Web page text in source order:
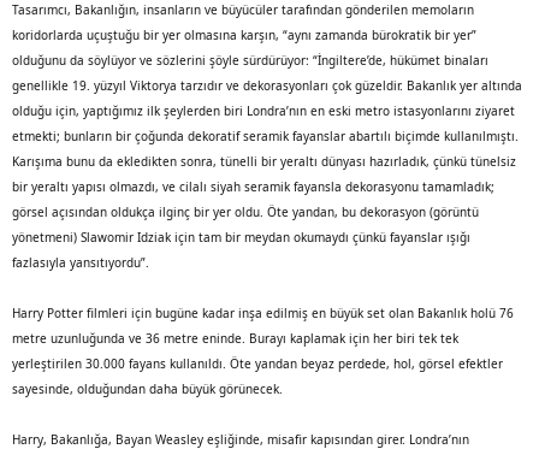
Tasarımcı, Bakanlığın, insanların ve büyücüler tarafından gönderilen memoların
koridorlarda uçuştuğu bir yer olmasına karşın, “aynı zamanda bürokratik bir yer”
olduğunu da söylüyor ve sözlerini şöyle sürdürüyor: “İngiltere’de, hükümet binaları
genellikle 19. yüzyıl Viktorya tarzıdır ve dekorasyonları çok güzeldir. Bakanlık yer altında
olduğu için, yaptığımız ilk şeylerden biri Londra’nın en eski metro istasyonlarını ziyaret
etmekti; bunların bir çoğunda dekoratif seramik fayanslar abartılı biçimde kullanılmıştı.
Karışıma bunu da ekledikten sonra, tünelli bir yeraltı dünyası hazırladık, çünkü tünelsiz
bir yeraltı yapısı olmazdı, ve cilalı siyah seramik fayansla dekorasyonu tamamladık;
görsel açısından oldukça ilginç bir yer oldu. Öte yandan, bu dekorasyon (görüntü
yönetmeni) Slawomir Idziak için tam bir meydan okumaydı çünkü fayanslar ışığı
fazlasıyla yansıtıyordu”.
Harry Potter filmleri için bugüne kadar inşa edilmiş en büyük set olan Bakanlık holü 76
metre uzunluğunda ve 36 metre eninde. Burayı kaplamak için her biri tek tek
yerleştirilen 30.000 fayans kullanıldı. Öte yandan beyaz perdede, hol, görsel efektler
sayesinde, olduğundan daha büyük görünecek.
Harry, Bakanlığa, Bayan Weasley eşliğinde, misafir kapısından girer. Londra’nın